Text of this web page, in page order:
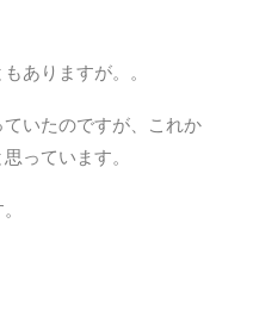
ありますが。。
いたのですが、これか
っています。